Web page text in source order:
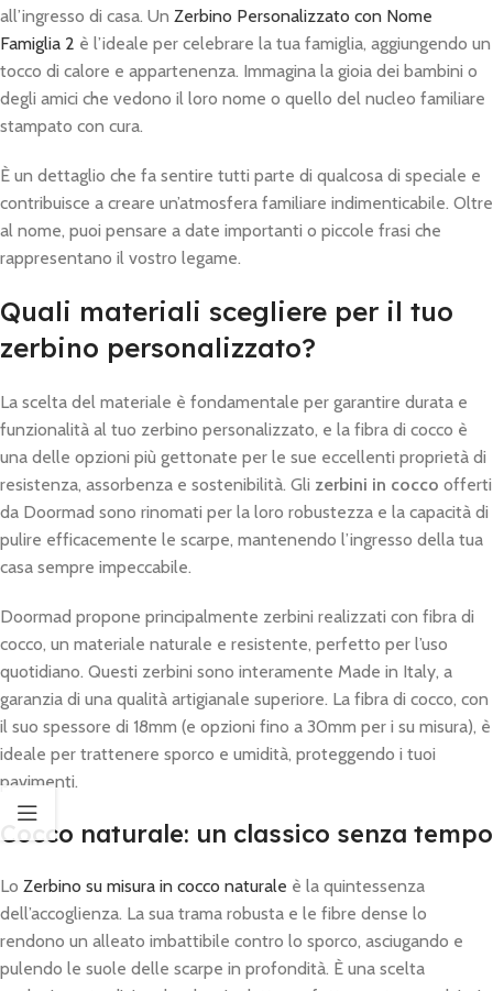
all’ingresso di casa. Un Zerbino Personalizzato con Nome
Famiglia 2 è l’ideale per celebrare la tua famiglia, aggiungendo un
tocco di calore e appartenenza. Immagina la gioia dei bambini o
degli amici che vedono il loro nome o quello del nucleo familiare
stampato con cura.
È un dettaglio che fa sentire tutti parte di qualcosa di speciale e
contribuisce a creare un’atmosfera familiare indimenticabile. Oltre
al nome, puoi pensare a date importanti o piccole frasi che
rappresentano il vostro legame.
Quali materiali scegliere per il tuo
zerbino personalizzato?
La scelta del materiale è fondamentale per garantire durata e
funzionalità al tuo zerbino personalizzato, e la fibra di cocco è
una delle opzioni più gettonate per le sue eccellenti proprietà di
resistenza, assorbenza e sostenibilità. Gli zerbini in cocco offerti
da Doormad sono rinomati per la loro robustezza e la capacità di
pulire efficacemente le scarpe, mantenendo l’ingresso della tua
casa sempre impeccabile.
Doormad propone principalmente zerbini realizzati con fibra di
cocco, un materiale naturale e resistente, perfetto per l’uso
quotidiano. Questi zerbini sono interamente Made in Italy, a
garanzia di una qualità artigianale superiore. La fibra di cocco, con
il suo spessore di 18mm (e opzioni fino a 30mm per i su misura), è
ideale per trattenere sporco e umidità, proteggendo i tuoi
pavimenti.
Cocco naturale: un classico senza tempo
Lo Zerbino su misura in cocco naturale è la quintessenza
dell’accoglienza. La sua trama robusta e le fibre dense lo
rendono un alleato imbattibile contro lo sporco, asciugando e
pulendo le suole delle scarpe in profondità. È una scelta